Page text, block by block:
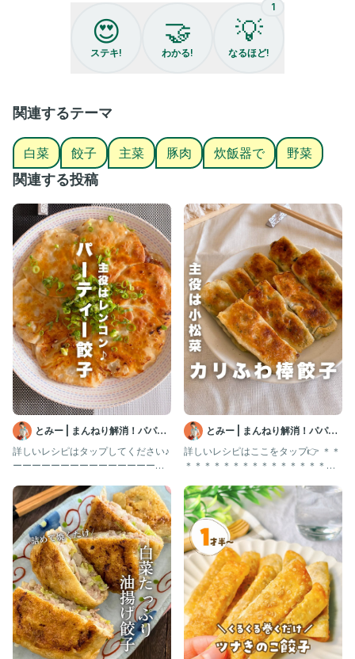
・片栗粉 大さじ1
・ごま油 大さじ1
2.炊飯器にごま油（分量外）をいれ、薄く伸ばす
3.餃子の皮を少し重ねながら7枚ほど敷く
4.《3》に《1》を入れる
5.《4》の上に餃子の皮を敷き、水を回し入れる
6.通常炊飯スタート
7.火が通っていれば完成
⚠️
炊飯器の大きさによって分量は変更してください
ここまで見てくださりありがとうございます🥰
料理嫌いで、ズボラなはちゃママです☺️🩷
・毎日『今日のご飯何しよ？』って考えてる人🙋🏻‍♀️
・ご飯のメニュー考えるの面倒な人🙋🏻‍♀️
・料理嫌い！キッチンに立つ時間減らしたい人🙋🏻‍♀️
そんな人のために
料理嫌いでズボラな私でも2児を育てながらできる
簡単入れるだけの炊飯器レシピを発信しています🌟
@hachamom_suihanki
私のような料理が嫌い！ラクしたい！
って人はぜひ参考にしてみてくださいね🍚🥢
#炊飯器 #炊飯器レシピ #ズボラレシピ
#ズボラ飯 #入れるだけレシピ
#炊飯器調理 #炊飯器料理 #ワーママご飯
#ワーママごはん #炊飯器で餃子 #ジャンボ餃子
😍
ステキ!
🤝
わかる!
1
💡
なるほど!
関連するテーマ
白菜 餃子 主菜 豚肉 炊飯器で 野菜
関連する投稿
とみー | まんねり解消！パパっ
とラクうまレシピ
詳しいレシピはタップしてください♪
ーーーーーーーーーーーーーーーー
とみー | まんねり解消！パパっ
とラクうまレシピ
詳しいレシピはここをタップ👉 ＊＊
＊＊＊＊＊＊＊＊＊＊＊＊＊＊＊＊